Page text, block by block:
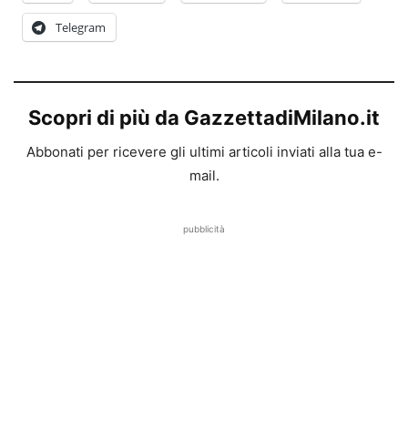
Telegram
Scopri di più da GazzettadiMilano.it
Abbonati per ricevere gli ultimi articoli inviati alla tua e-
mail.
pubblicità